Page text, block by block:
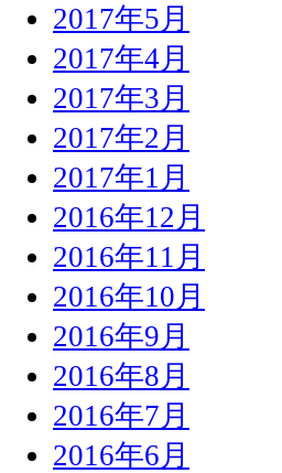
2017年5月
2017年4月
2017年3月
2017年2月
2017年1月
2016年12月
2016年11月
2016年10月
2016年9月
2016年8月
2016年7月
2016年6月